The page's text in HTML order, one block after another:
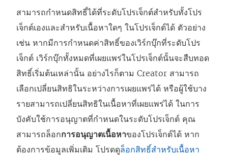
สามารถกำหนดสิทธิ์ได้ที่ระดับโปรเจ็กต์สำหรับทั้งโปร
เจ็กต์เองและสำหรับเนื้อหาใดๆ ในโปรเจ็กต์ได้ ตัวอย่าง
เช่น หากมีการกำหนดค่าสิทธิ์ของเวิร์กบุ๊กที่ระดับโปร
เจ็กต์ เวิร์กบุ๊กทั้งหมดที่เผยแพร่ในโปรเจ็กต์นั้นจะสืบทอด
สิทธิ์เริ่มต้นเหล่านั้น อย่างไรก็ตาม Creator สามารถ
เลือกเปลี่ยนสิทธิในระหว่างการเผยแพร่ได้ หรือผู้ใช้บาง
รายสามารถเปลี่ยนสิทธิในเนื้อหาที่เผยแพร่ได้ ในการ
บังคับใช้การอนุญาตที่กำหนดในระดับโปรเจ็กต์ คุณ
สามารถล็อกการอนุญาตเนื้อหาของโปรเจ็กต์ได้ หาก
ต้องการข้อมูลเพิ่มเติม โปรดดูล็อกสิทธิ์สำหรับเนื้อหา